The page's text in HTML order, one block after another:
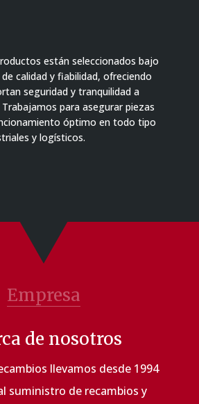
están seleccionados bajo
calidad y fiabilidad, ofreciendo
seguridad y tranquilidad a
para asegurar piezas
óptimo en todo tipo
y logísticos.
Empresa
de nosotros
llevamos desde 1994
suministro de recambios y